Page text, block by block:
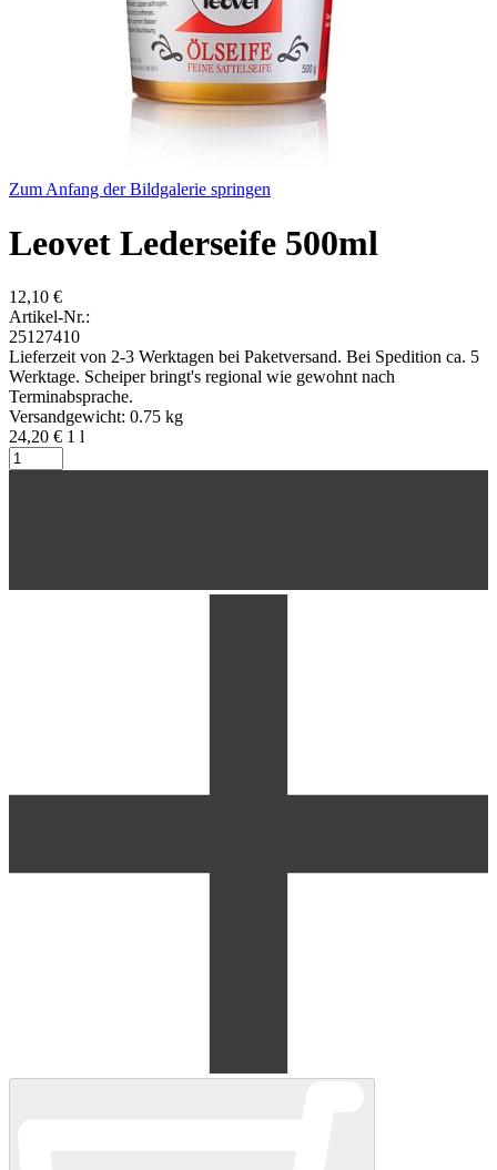
Zum Anfang der Bildgalerie springen
Leovet Lederseife 500ml
12,10 €
Artikel-Nr.:
25127410
Lieferzeit von 2-3 Werktagen bei Paketversand. Bei Spedition ca. 5
Werktage. Scheiper bringt's regional wie gewohnt nach
Terminabsprache.
Versandgewicht: 0.75 kg
24,20 € 1 l